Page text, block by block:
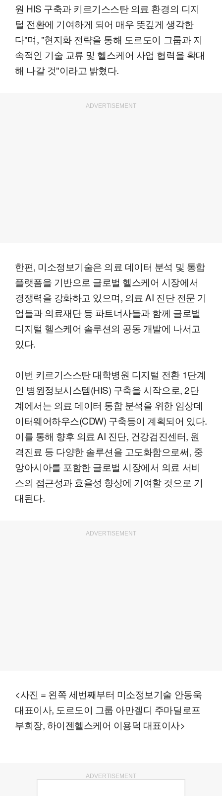
원 HIS 구축과 키르기스스탄 의료 환경의 디지
털 전환에 기여하게 되어 매우 뜻깊게 생각한
다"며, "현지화 전략을 통해 도르도이 그룹과 지
속적인 기술 교류 및 헬스케어 사업 협력을 확대
해 나갈 것"이라고 밝혔다.
ADVERTISEMENT
한편, 미소정보기술은 의료 데이터 분석 및 통합
플랫폼을 기반으로 글로벌 헬스케어 시장에서
경쟁력을 강화하고 있으며, 의료 AI 진단 전문 기
업들과 의료재단 등 파트너사들과 함께 글로벌
디지털 헬스케어 솔루션의 공동 개발에 나서고
있다.
이번 키르기스스탄 대학병원 디지털 전환 1단계
인 병원정보시스템(HIS) 구축을 시작으로, 2단
계에서는 의료 데이터 통합 분석을 위한 임상데
이터웨어하우스(CDW) 구축등이 계획되어 있다.
이를 통해 향후 의료 AI 진단, 건강검진센터, 원
격진료 등 다양한 솔루션을 고도화함으로써, 중
앙아시아를 포함한 글로벌 시장에서 의료 서비
스의 접근성과 효율성 향상에 기여할 것으로 기
대된다.
ADVERTISEMENT
<사진 = 왼쪽 세번째부터 미소정보기술 안동욱
대표이사, 도르도이 그룹 아만겔디 주마딜로프
부회장, 하이젠헬스케어 이용덕 대표이사>
ADVERTISEMENT